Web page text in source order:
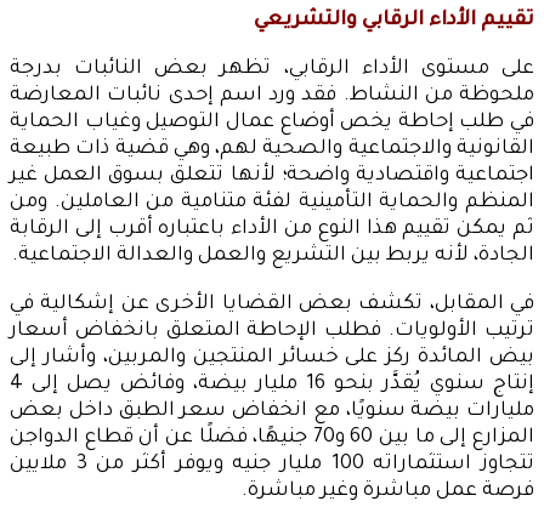
تقييم الأداء الرقابي والتشريعي
على مستوى الأداء الرقابي، تظهر بعض النائبات بدرجة
ملحوظة من النشاط. فقد ورد اسم إحدى نائبات المعارضة
في طلب إحاطة يخص أوضاع عمال التوصيل وغياب الحماية
القانونية والاجتماعية والصحية لهم، وهي قضية ذات طبيعة
اجتماعية واقتصادية واضحة؛ لأنها تتعلق بسوق العمل غير
المنظم والحماية التأمينية لفئة متنامية من العاملين. ومن
ثم يمكن تقييم هذا النوع من الأداء باعتباره أقرب إلى الرقابة
الجادة، لأنه يربط بين التشريع والعمل والعدالة الاجتماعية.
في المقابل، تكشف بعض القضايا الأخرى عن إشكالية في
ترتيب الأولويات. فطلب الإحاطة المتعلق بانخفاض أسعار
بيض المائدة ركز على خسائر المنتجين والمربين، وأشار إلى
إنتاج سنوي يُقدَّر بنحو 16 مليار بيضة، وفائض يصل إلى 4
مليارات بيضة سنويًا، مع انخفاض سعر الطبق داخل بعض
المزارع إلى ما بين 60 و70 جنيهًا، فضلًا عن أن قطاع الدواجن
تتجاوز استثماراته 100 مليار جنيه ويوفر أكثر من 3 ملايين
فرصة عمل مباشرة وغير مباشرة.